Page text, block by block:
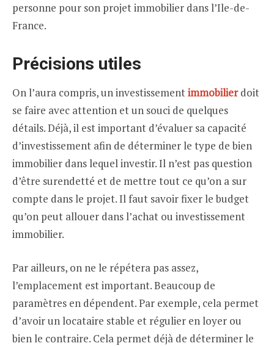
personne pour son projet immobilier dans l’Ile-de-
France.
Précisions utiles
On l’aura compris, un investissementimmobilierdoit
se faire avec attention et un souci de quelques
détails. Déjà, il est important d’évaluer sa capacité
d’investissement afin de déterminer le type de bien
immobilier dans lequel investir. Il n’est pas question
d’être surendetté et de mettre tout ce qu’on a sur
compte dans le projet. Il faut savoir fixer le budget
qu’on peut allouer dans l’achat ou investissement
immobilier.
Par ailleurs, on ne le répétera pas assez,
l’emplacement est important. Beaucoup de
paramètres en dépendent. Par exemple, cela permet
d’avoir un locataire stable et régulier en loyer ou
bien le contraire. Cela permet déjà de déterminer le